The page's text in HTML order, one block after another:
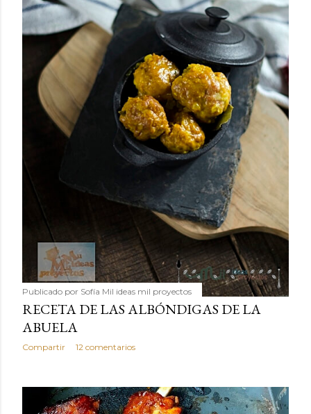
Publicado por Sofía Mil ideas mil proyectos
RECETA DE LAS ALBÓNDIGAS DE LA
ABUELA
Compartir 12 comentarios